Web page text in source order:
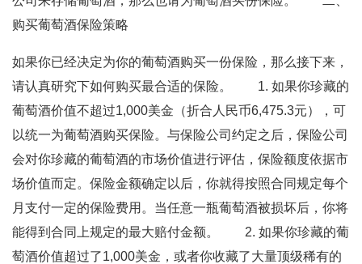
购买葡萄酒保险策略
如果你已经决定为你的葡萄酒购买一份保险，那么接下来，
请认真研究下如何购买最合适的保险。 1. 如果你珍藏的
葡萄酒价值不超过1,000美金（折合人民币6,475.3元），可
以统一为葡萄酒购买保险。与保险公司约定之后，保险公司
会对你珍藏的葡萄酒的市场价值进行评估，保险额度依据市
场价值而定。保险金额确定以后，你就得按照合同规定每个
月支付一定的保险费用。当任意一瓶葡萄酒被损坏后，你将
能得到合同上规定的最大赔付金额。 2. 如果你珍藏的葡
萄酒价值超过了1,000美金，或者你收藏了大量顶级稀有的